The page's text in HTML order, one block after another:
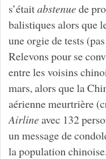
s’étaitabstenuede
balistiques alors que
une orgie de tests
Relevons pour se
entre les voisins
mars, alors que la
aérienne meurtrière
Airlineavec 132
un message de
la population chinoise.